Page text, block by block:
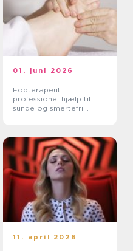
01. juni 2026
Fodterapeut:
professionel hjælp til
sunde og smertefri
11. april 2026